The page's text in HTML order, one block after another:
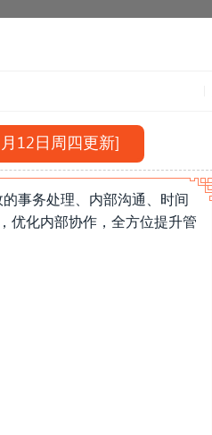
12日周四更新]
事务处理、内部沟通、时间
优化内部协作，全方位提升管